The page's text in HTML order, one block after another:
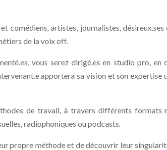
comédiens, artistes, journalistes, désireux.ses
de la voix off.
vous serez dirigé.es en studio pro, en
apportera sa vision et son expertise
de travail, à travers différents formats
radiophoniques ou podcasts.
propre méthode et de découvrir leur